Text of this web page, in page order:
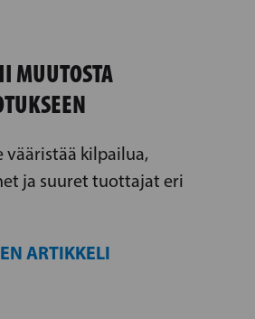
MUUTOSTA
vääristää kilpailua,
ja suuret tuottajat eri
ARTIKKELI